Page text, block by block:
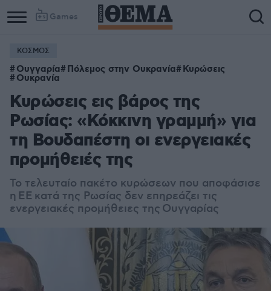
Games
Column
1
Column
2
ΚΟΣΜΟΣ
Ουγγαρία Πόλεμος στην Ουκρανία Κυρώσεις
Ουκρανία
Κυρώσεις εις βάρος της
Ρωσίας: «Κόκκινη γραμμή» για
τη Βουδαπέστη οι ενεργειακές
προμήθειές της
Το τελευταίο πακέτο κυρώσεων που αποφάσισε
η ΕΕ κατά της Ρωσίας δεν επηρεάζει τις
ενεργειακές προμήθειες της Ουγγαρίας